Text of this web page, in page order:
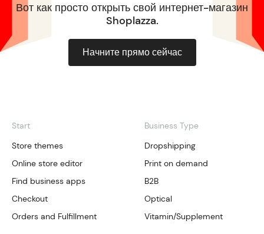
Вот как просто открыть свой интернет-магазин
Shoplazza.
Начните прямо сейчас
Start
Store themes
Online store editor
Find business apps
Checkout
Orders and Fulfillment
Business Type
Dropshipping
Print on demand
B2B
Optical
Vitamin/Supplement